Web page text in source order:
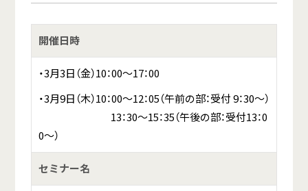
開催日時
・3月3日（金）10：00～17：00
・3月9日（木）10：00～12：05（午前の部：受付 9：30～）
13：30～15：35（午後の部：受付13：0
0～）
セミナー名